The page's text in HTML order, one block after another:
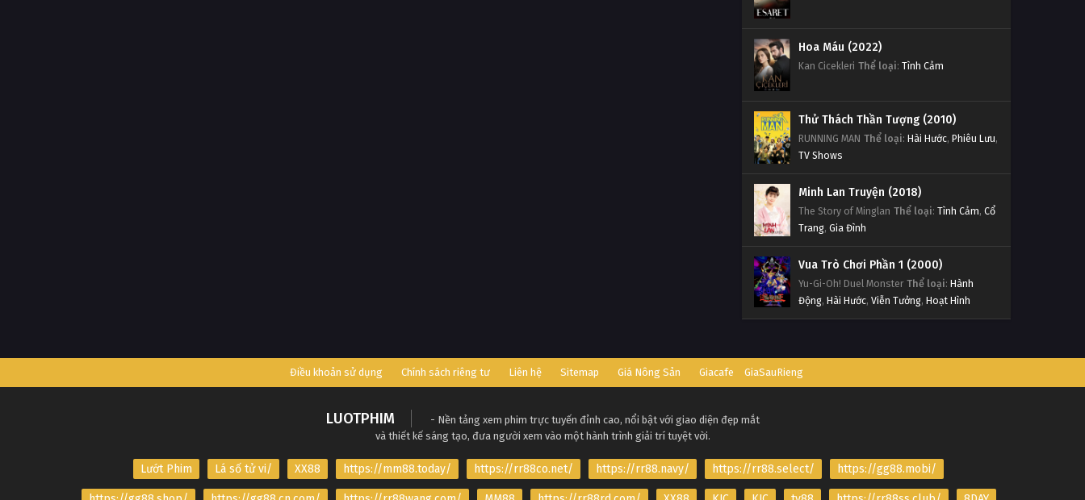
Hoa Máu (2022)
Kan Cicekleri Thể loại: Tình Cảm
Thử Thách Thần Tượng (2010)
RUNNING MAN Thể loại: Hài Hước, Phiêu Lưu,
TV Shows
Minh Lan Truyện (2018)
The Story of Minglan Thể loại: Tình Cảm, Cổ
Trang, Gia Đình
Vua Trò Chơi Phần 1 (2000)
Yu-Gi-Oh! Duel Monster Thể loại: Hành
Động, Hài Hước, Viễn Tưởng, Hoạt Hình
Điều khoản sử dụng Chính sách riêng tư Liên hệ Sitemap Giá Nông Sản Giacafe GiaSauRieng
LUOTPHIM
- Nền tảng xem phim trực tuyến đỉnh cao, nổi bật với giao diện đẹp mắt
và thiết kế sáng tạo, đưa người xem vào một hành trình giải trí tuyệt vời.
Lướt Phim Lá số tử vi/ XX88 https://mm88.today/ https://rr88co.net/ https://rr88.navy/ https://rr88.select/ https://gg88.mobi/